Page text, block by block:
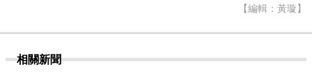
【編輯：黃璇】
相關新聞